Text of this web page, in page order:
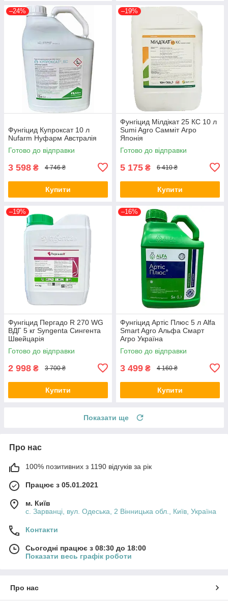
–24%
Фунгіцид Купроксат 10 л
Nufarm Нуфарм Австралія
Готово до відправки
3 598 ₴ 4 746 ₴
Купити
–19%
Фунгіцид Мілдікат 25 КС 10 л
Sumi Agro Самміт Агро
Японія
Готово до відправки
5 175 ₴ 6 410 ₴
Купити
–19%
Фунгіцид Пергадо R 270 WG
ВДГ 5 кг Syngenta Сингента
Швейцарія
Готово до відправки
2 998 ₴ 3 700 ₴
Купити
–16%
Фунгіцид Артіс Плюс 5 л Alfa
Smart Agro Альфа Смарт
Агро Україна
Готово до відправки
3 499 ₴ 4 160 ₴
Купити
Показати ще
Про нас
100% позитивних з 1190 відгуків за рік
Працює з 05.01.2021
м. Київ
с. Зарванці, вул. Одеська, 2 Вінницька обл., Київ, Україна
Контакти
Сьогодні працює з 08:30 до 18:00
Показати весь графік роботи
Про нас